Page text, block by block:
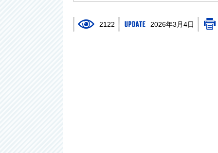
2122 2026年3月4日